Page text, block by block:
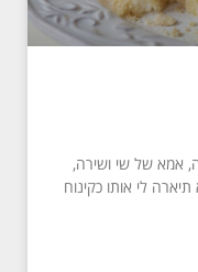
אמא של שי ושירה,
לי אותו כקינוח